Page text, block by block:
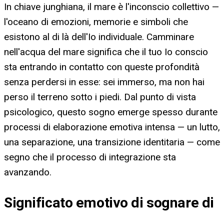
In chiave junghiana, il mare è l'inconscio collettivo —
l'oceano di emozioni, memorie e simboli che
esistono al di là dell'Io individuale. Camminare
nell'acqua del mare significa che il tuo Io conscio
sta entrando in contatto con queste profondità
senza perdersi in esse: sei immerso, ma non hai
perso il terreno sotto i piedi. Dal punto di vista
psicologico, questo sogno emerge spesso durante
processi di elaborazione emotiva intensa — un lutto,
una separazione, una transizione identitaria — come
segno che il processo di integrazione sta
avanzando.
Significato emotivo di sognare di